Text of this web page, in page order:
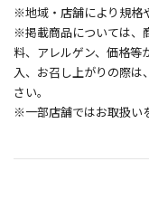
※地域・店舗により規格
※掲載商品については、
料、アレルゲン、価格等
入、お召し上がりの際
さい。
※一部店舗ではお取扱い